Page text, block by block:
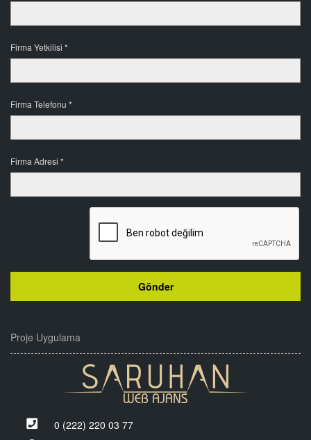
Firma Yetkilisi *
Firma Telefonu *
Firma Adresi *
Proje Uygulama
0 (222) 220 03 77